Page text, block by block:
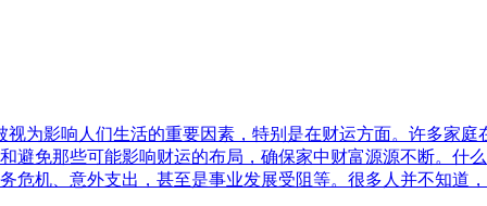
为影响人们生活的重要因素，特别是在财运方面。许多家
避免那些可能影响财运的布局，确保家中财富源源不断。什
机、意外支出，甚至是事业发展受阻等。很多人并不知道，